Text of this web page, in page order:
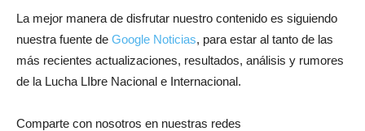
La mejor manera de disfrutar nuestro contenido es siguiendo
nuestra fuente de Google Noticias, para estar al tanto de las
más recientes actualizaciones, resultados, análisis y rumores
de la Lucha LIbre Nacional e Internacional.
Comparte con nosotros en nuestras redes